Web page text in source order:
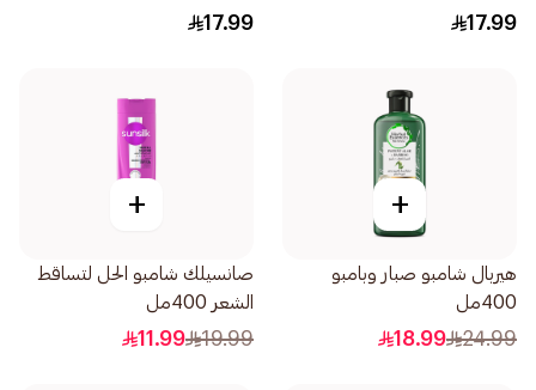
17.99
17.99
+
هيربال شامبو صبار وبامبو
400مل
24.99
18.99
+
صانسيلك شامبو الحل لتساقط
الشعر 400مل
19.99
11.99